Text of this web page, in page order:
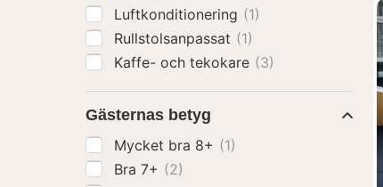
Luftkonditionering (1)
Rullstolsanpassat (1)
Kaffe- och tekokare (3)
Gästernas betyg
Mycket bra 8+ (1)
Bra 7+ (2)